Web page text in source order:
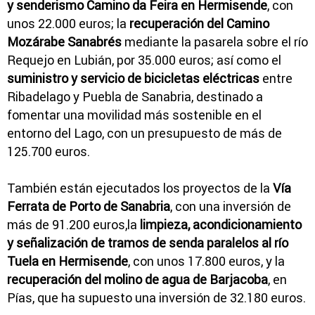
y senderismo Camino da Feira en Hermisende, con
unos 22.000 euros; la recuperación del Camino
Mozárabe Sanabrés mediante la pasarela sobre el río
Requejo en Lubián, por 35.000 euros; así como el
suministro y servicio de bicicletas eléctricas entre
Ribadelago y Puebla de Sanabria, destinado a
fomentar una movilidad más sostenible en el
entorno del Lago, con un presupuesto de más de
125.700 euros.
También están ejecutados los proyectos de la Vía
Ferrata de Porto de Sanabria, con una inversión de
más de 91.200 euros,la limpieza, acondicionamiento
y señalización de tramos de senda paralelos al río
Tuela en Hermisende, con unos 17.800 euros, y la
recuperación del molino de agua de Barjacoba, en
Pías, que ha supuesto una inversión de 32.180 euros.